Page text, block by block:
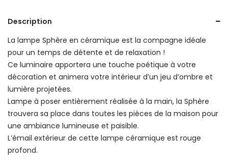
Description
La lampe Sphère en céramique est la compagne idéale
pour un temps de détente et de relaxation !
Ce luminaire apportera une touche poétique à votre
décoration et animera votre intérieur d’un jeu d’ombre et
lumière projetées.
Lampe à poser entièrement réalisée à la main, la Sphère
trouvera sa place dans toutes les pièces de la maison pour
une ambiance lumineuse et paisible.
L’émail extérieur de cette lampe céramique est rouge
profond.